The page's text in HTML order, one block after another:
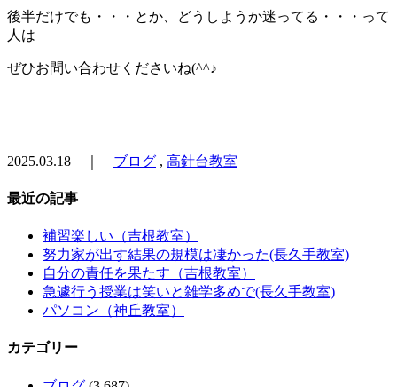
後半だけでも・・・とか、どうしようか迷ってる・・・って
人は
ぜひお問い合わせくださいね(^^♪
2025.03.18 ｜ ブログ , 高針台教室
最近の記事
補習楽しい（吉根教室）
努力家が出す結果の規模は凄かった(長久手教室)
自分の責任を果たす（吉根教室）
急遽行う授業は笑いと雑学多めで(長久手教室)
パソコン（神丘教室）
カテゴリー